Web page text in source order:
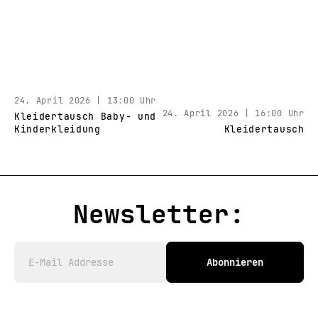
24. April 2026 | 13:00 Uhr
Kleidertausch Baby- und
Kinderkleidung
24. April 2026 | 16:00 Uhr
Kleidertausch
Newsletter:
Abonnieren